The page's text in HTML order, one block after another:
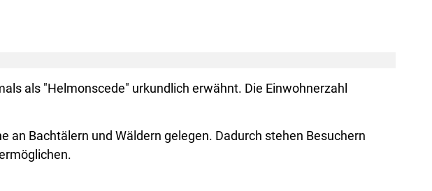
als "Helmonscede" urkundlich erwähnt. Die Einwohnerzahl
an Bachtälern und Wäldern gelegen. Dadurch stehen Besuchern